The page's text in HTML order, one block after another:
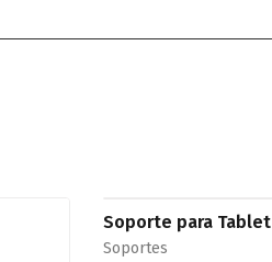
Soporte para Tablet
Soportes